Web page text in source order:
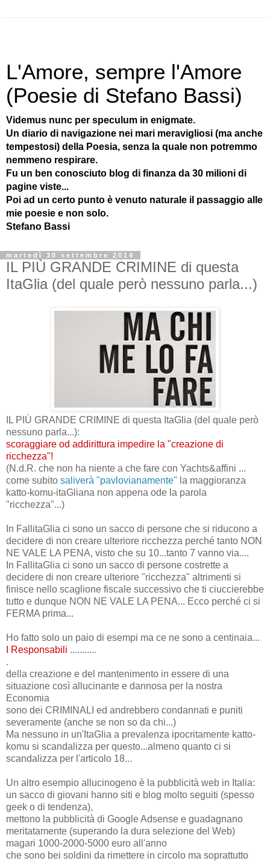
L'Amore, sempre l'Amore
(Poesie di Stefano Bassi)
Videmus nunc per speculum in enigmate.
Un diario di navigazione nei mari meravigliosi (ma anche
tempestosi) della Poesia, senza la quale non potremmo
nemmeno respirare.
Fu un ben conosciuto blog di finanza da 30 milioni di
pagine viste...
Poi ad un certo punto è venuto naturale il passaggio alle
mie poesie e non solo.
Stefano Bassi
martedì 30 settembre 2014
IL PIÙ GRANDE CRIMINE di questa
ItaGlia (del quale però nessuno parla...)
IL PIÙ GRANDE CRIMINE di questa ItaGlia (del quale però
nessuno parla...):
scoraggiare od addirittura impedire la "creazione di
ricchezza"!
(N.d.R. che non ha niente a che fare con Yachts&affini ...
come subito saliverà "pavlovianamente" la maggioranza
katto-komu-itaGliana non appena ode la parola
"ricchezza"...)
In FallitaGlia ci sono un sacco di persone che si riducono a
decidere di non creare ulteriore ricchezza perché tanto NON
NE VALE LA PENA, visto che su 10...tanto 7 vanno via....
In FallitaGlia ci sono un sacco di persone costrette a
decidere di non creare ulteriore "ricchezza" altrimenti si
finisce nello scaglione fiscale successivo che ti ciuccierebbe
tutto e dunque NON NE VALE LA PENA... Ecco perché ci si
FERMA prima...
Ho fatto solo un paio di esempi ma ce ne sono a centinaia...
I Responsabili ...........
.
della creazione e del mantenimento in essere di una
situazione così allucinante e dannosa per la nostra
Economia
sono dei CRIMINALI ed andrebbero condannati e puniti
severamente (anche se non so da chi...)
Ma nessuno in un'ItaGlia a prevalenza ipocritamente katto-
komu si scandalizza per questo...almeno quanto ci si
scandalizza per l'articolo 18...
Un altro esempio allucinogeno è la pubblicità web in Italia:
un sacco di giovani hanno siti e blog molto seguiti (spesso
geek o di tendenza),
mettono la pubblicità di Google Adsense e guadagnano
meritatamente (superando la dura selezione del Web)
magari 1000-2000-5000 euro all'anno
che sono bei soldini da rimettere in circolo ma soprattutto